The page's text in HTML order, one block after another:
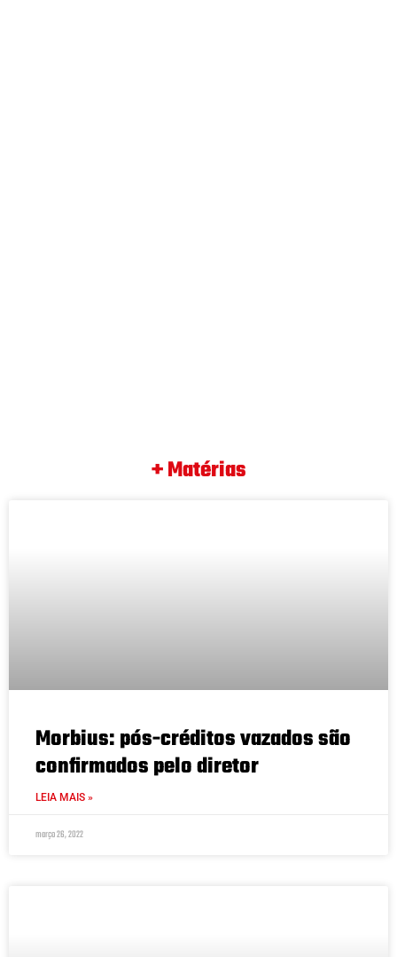
+ Matérias
Morbius: pós-créditos vazados são
confirmados pelo diretor
LEIA MAIS »
março 26, 2022